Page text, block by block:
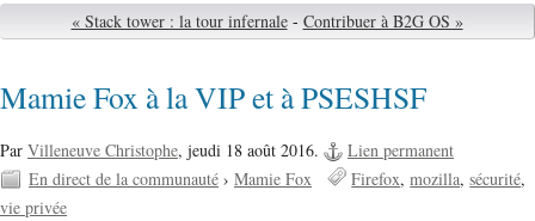
« Stack tower : la tour infernale - Contribuer à B2G OS »
Mamie Fox à la VIP et à PSESHSF
Par Villeneuve Christophe, jeudi 18 août 2016.
Lien permanent
En direct de la communauté › Mamie Fox Firefox mozilla sécurité
vie privée